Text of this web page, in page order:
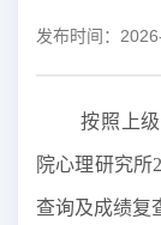
发布时间：
按照上
院心理研究所
查询及成绩复